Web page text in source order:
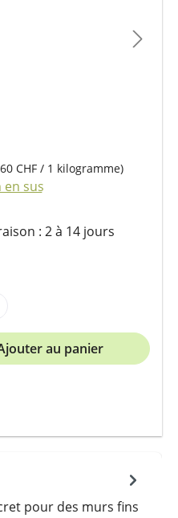
CHF / 1 kilogramme)
en sus
: 2 à 14 jours
: Entrez la
au panier
pour des murs fins